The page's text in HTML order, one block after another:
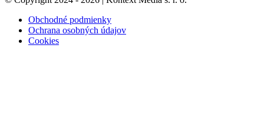
Obchodné podmienky
Ochrana osobných údajov
Cookies